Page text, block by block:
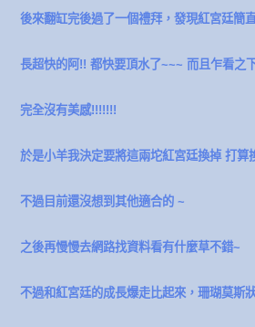
後來翻缸完後過了一個禮拜，發現紅宮廷簡
長超快的阿!! 都快要頂水了~~~ 而且乍看之
完全沒有美感!!!!!!!
於是小羊我決定要將這兩坨紅宮廷換掉 打算
不過目前還沒想到其他適合的 ~
之後再慢慢去網路找資料看有什麼草不錯~
不過和紅宮廷的成長爆走比起來，珊瑚莫斯